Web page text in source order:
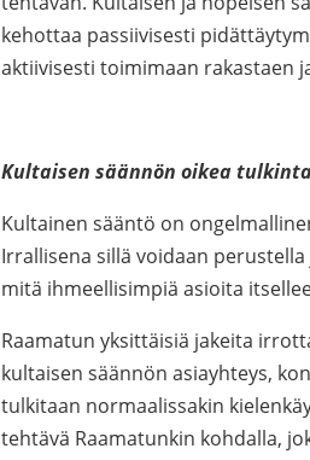
kehottaa passiivisesti
aktiivisesti toimimaan rakastaen
Kultaisen säännön oikea
Kultainen sääntö on
Irrallisena sillä voidaan
mitä ihmeellisimpiä asioita
Raamatun yksittäisiä jakeita
kultaisen säännön asiayhteys,
tulkitaan normaalissakin
tehtävä Raamatunkin kohdalla,